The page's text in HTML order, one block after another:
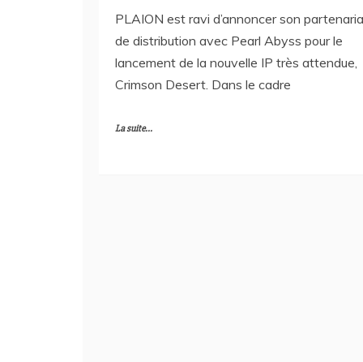
PLAION est ravi d’annoncer son
de distribution avec Pearl Abyss pour le
lancement de la nouvelle IP très attendue,
Crimson Desert. Dans le cadre
La suite...